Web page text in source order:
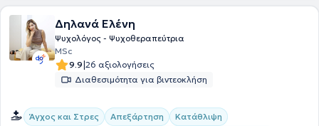
Δηλανά Ελένη
Ψυχολόγος - Ψυχοθεραπεύτρια
MSc
9.9|26 αξιολογήσεις
Διαθεσιμότητα για βιντεοκλήση
Άγχος και Στρες Απεξάρτηση
Κατάθλιψη